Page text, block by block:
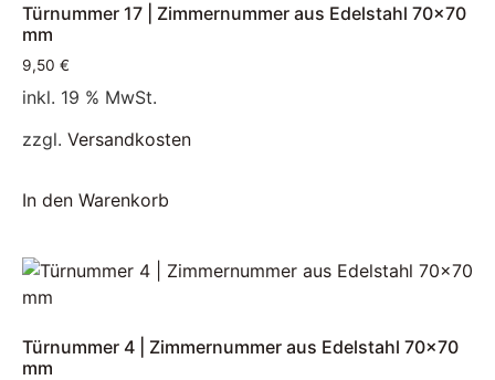
Türnummer 17 | Zimmernummer aus Edelstahl 70×70
mm
9,50 €
inkl. 19 % MwSt.
zzgl. Versandkosten
In den Warenkorb
Türnummer 4 | Zimmernummer aus Edelstahl 70×70
mm